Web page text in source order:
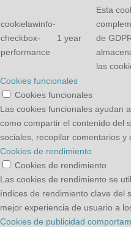
cookielawinfo-
checkbox-
performance
1 year
Esta
de
las
Cookies funcionales
Cookies funcionales
Las cookies funcionales ayudan
como compartir el contenido del
sociales, recopilar comentarios y
Cookies de rendimiento
Cookies de rendimiento
Las cookies de rendimiento se
índices de rendimiento clave del
mejor experiencia de usuario a
Cookies de publicidad